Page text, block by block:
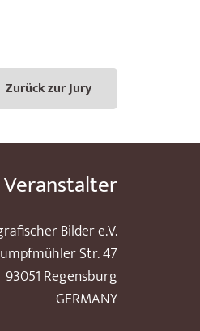
Zurück zur Jury
Veranstalter
Bilder e.V.
Str. 47
93051 Regensburg
GERMANY